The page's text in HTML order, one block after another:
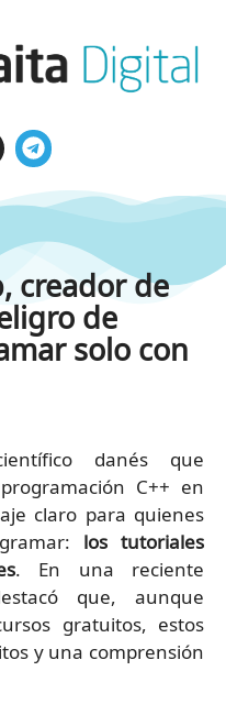
creador de
de
solo con
danés que
C++ en
claro para quienes
los tutoriales
. En una reciente
que, aunque
gratuitos, estos
y una comprensión